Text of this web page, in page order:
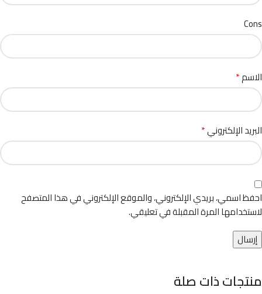
Cons
الاسم*
البريد الإلكتروني*
احفظ اسمي، بريدي الإلكتروني، والموقع الإلكتروني في هذا المتصفح
لاستخدامها المرة المقبلة في تعليقي.
منتجات ذات صلة